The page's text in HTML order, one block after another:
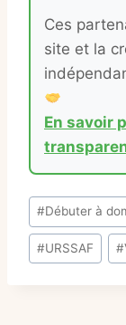
Ces
site et la
En savoir
Étiquettes
de
la
#Débuter à
#URSSAF #